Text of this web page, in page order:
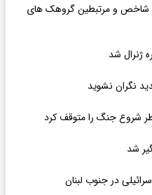
مسلح شاخص و مرتبطین گروهک های
ژنرال شد
نگران نشوید
شروع جنگ را متوقف کرد
شد